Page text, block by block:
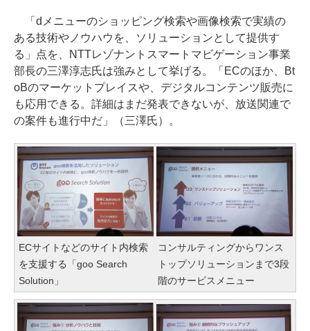
「dメニューのショッピング検索や画像検索で実績の
ある技術やノウハウを、ソリューションとして提供す
る」点を、NTTレゾナントスマートマビゲーション事業
部長の三澤淳志氏は強みとして挙げる。「ECのほか、Bt
oBのマーケットプレイスや、デジタルコンテンツ販売に
も応用できる。詳細はまだ発表できないが、放送関連で
の案件も進行中だ」（三澤氏）。
ECサイトなどのサイト内検索
を支援する「goo Search
Solution」
コンサルティングからワンス
トップソリューションまで3段
階のサービスメニュー